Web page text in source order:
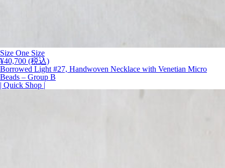
Size One Size
¥40,700 (税込)
Borrowed Light #27, Handwoven Necklace with Venetian Micro
Beads – Group B
| Quick Shop |